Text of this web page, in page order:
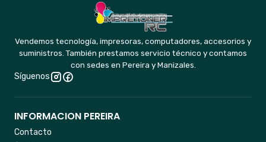
Vendemos tecnología, impresoras, computadores, accesorios y
suministros. También prestamos servicio técnico y contamos
con sedes en Pereira y Manizales.
Síguenos
INFORMACION PEREIRA
Contacto